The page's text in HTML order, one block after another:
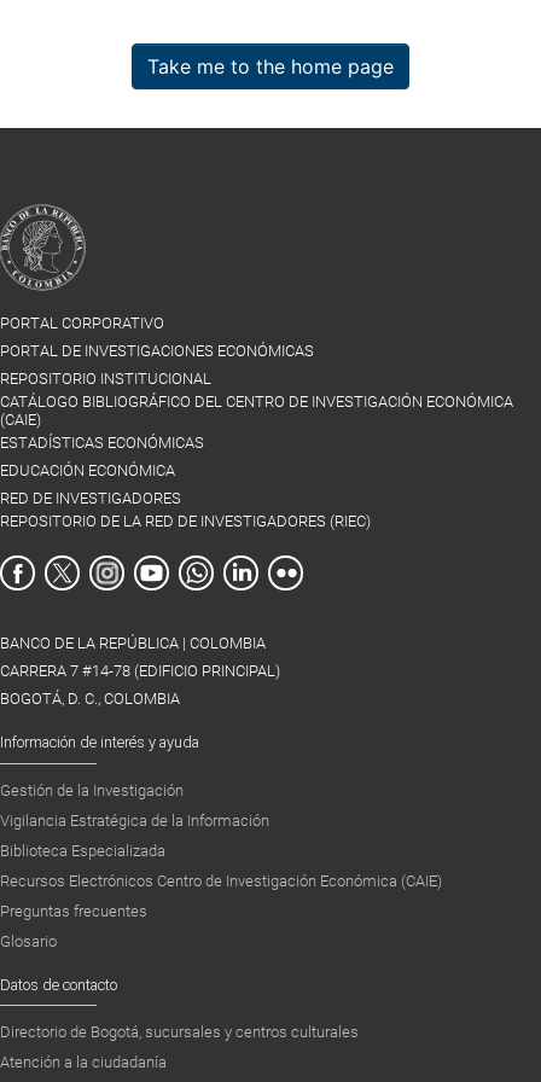
Take me to the home page
PORTAL CORPORATIVO
PORTAL DE INVESTIGACIONES ECONÓMICAS
REPOSITORIO INSTITUCIONAL
CATÁLOGO BIBLIOGRÁFICO DEL CENTRO DE INVESTIGACIÓN ECONÓMICA
(CAIE)
ESTADÍSTICAS ECONÓMICAS
EDUCACIÓN ECONÓMICA
RED DE INVESTIGADORES
REPOSITORIO DE LA RED DE INVESTIGADORES (RIEC)
BANCO DE LA REPÚBLICA | COLOMBIA
CARRERA 7 #14-78 (EDIFICIO PRINCIPAL)
BOGOTÁ, D. C., COLOMBIA
Información de interés y ayuda
Gestión de la Investigación
Vigilancia Estratégica de la Información
Biblioteca Especializada
Recursos Electrónicos Centro de Investigación Económica (CAIE)
Preguntas frecuentes
Glosario
Datos de contacto
Directorio de Bogotá, sucursales y centros culturales
Atención a la ciudadanía